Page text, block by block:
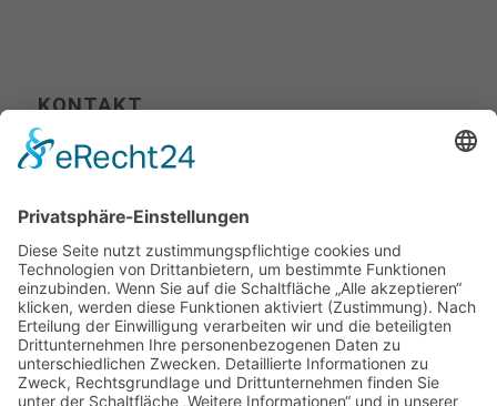
KONTAKT
Tel. +49 (0) 711 400 502-00
info@picture-partners.com